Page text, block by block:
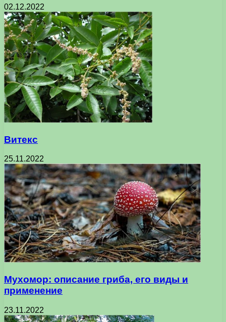
02.12.2022
Витекс
25.11.2022
Мухомор: описание гриба, его виды и
применение
23.11.2022